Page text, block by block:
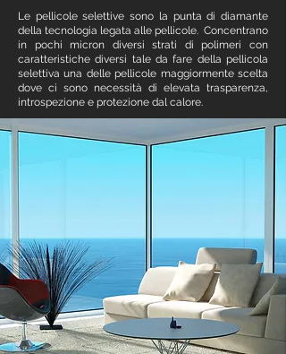
Le pellicole selettive sono la punta di diamante
della tecnologia legata alle pellicole. Concentrano
in pochi micron diversi strati di polimeri con
caratteristiche diversi tale da fare della pellicola
selettiva una delle pellicole maggiormente scelta
dove ci sono necessità di elevata trasparenza,
introspezione e protezione dal calore.